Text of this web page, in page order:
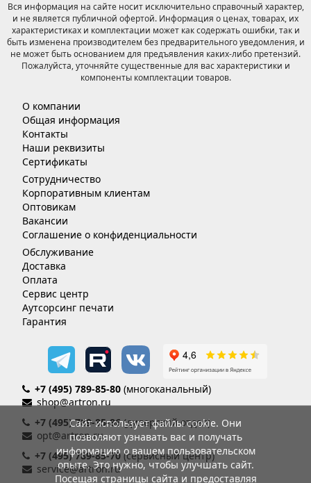
Вся информация на сайте носит исключительно справочный характер,
и не является публичной офертой. Информация о ценах, товарах, их
характеристиках и комплектации может как содержать ошибки, так и
быть изменена производителем без предварительного уведомления, и
не может быть основанием для предъявления каких-либо претензий.
Пожалуйста, уточняйте существенные для вас характеристики и
компоненты комплектации товаров.
О компании
Общая информация
Контакты
Наши реквизиты
Сертификаты
Сотрудничество
Корпоративным клиентам
Оптовикам
Вакансии
Соглашение о конфиденциальности
Обслуживание
Доставка
Оплата
Сервис центр
Аутсорсинг печати
Гарантия
+7 (495) 789-85-80 (многоканальный)
shop@artron.ru
+7 (495) 789-85-86(дилерский отдел)
opt@artron.ru
+7 (495) 789-85-70 (сервисный центр)
service@artron.ru
Сайт использует файлы cookie. Они
позволяют узнавать вас и получать
информацию о вашем пользовательском
опыте. Это нужно, чтобы улучшать сайт.
Посещая страницы сайта и предоставляя